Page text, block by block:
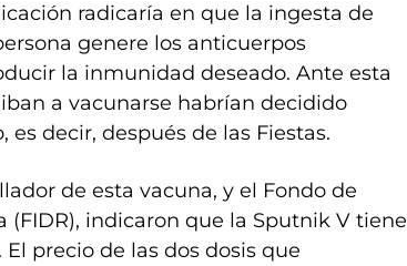
radicaría en que la ingesta de
genere los anticuerpos
la inmunidad deseado. Ante esta
a vacunarse habrían decidido
decir, después de las Fiestas.
de esta vacuna, y el Fondo de
(FIDR), indicaron que la Sputnik V tiene
precio de las dos dosis que